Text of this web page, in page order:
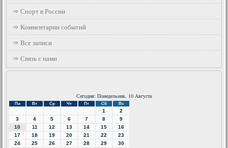
Спорт в России
Комментарии событий
Все записи
Связь с нами
Сегодня: Понедельник, 10 Августа
Пн Вт Ср Чт Пт Сб Вс
1
2
3
4 5 6 7 8
9
10
11 12 13 14 15
16
17
18 19 20 21 22
23
24
25 26 27 28 29
30